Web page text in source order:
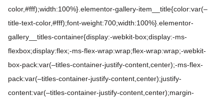
color,#fff);width:100%}.elementor-gallery-item__title{color:var(–
title-text-color,#fff);font-weight:700;width:100%}.elementor-
gallery__titles-container{display:-webkit-box;display:-ms-
flexbox;display:flex;-ms-flex-wrap:wrap;flex-wrap:wrap;-webkit-
box-pack:var(–titles-container-justify-content,center);-ms-flex-
pack:var(–titles-container-justify-content,center);justify-
content:var(–titles-container-justify-content,center);margin-